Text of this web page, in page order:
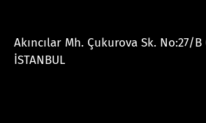
Akıncılar Mh. Çukurova Sk. No:27/
İSTANBUL